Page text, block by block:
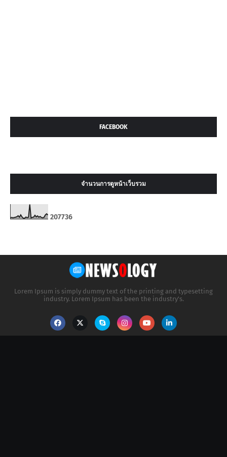
FACEBOOK
จำนวนการดูหน้าเว็บรวม
207736
Lorem Ipsum is simply dummy text of the printing and typesetting
industry. Lorem Ipsum has been the industry's.